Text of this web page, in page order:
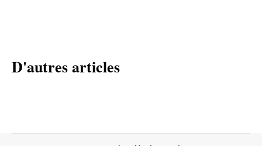
D'autres articles